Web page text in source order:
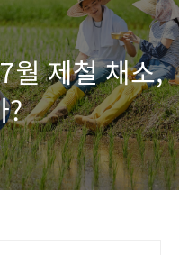
월 제철 채소,
?